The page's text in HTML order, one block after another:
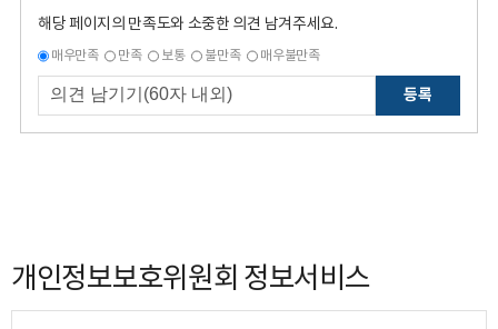
해당 페이지의 만족도와 소중한 의견 남겨주세요.
매우만족 만족 보통 불만족 매우불만족
등록
개인정보보호위원회 정보서비스